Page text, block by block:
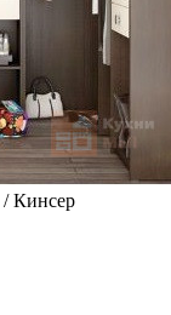
/ Кинсер